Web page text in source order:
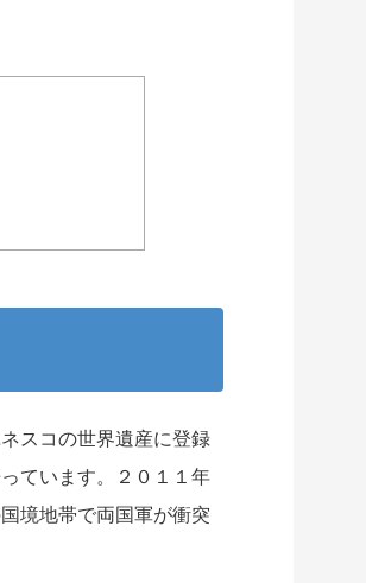
スコの世界遺産に登録
ています。２０１１年
境地帯で両国軍が衝突